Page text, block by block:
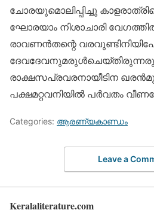
ചോരയുമൊലിപ്പിച്ചു
ഘോരയാം നിശാചാരി
രാവണന്‍തന്റെ
രാക്ഷസപ്രവരനായീടിന
പക്ഷമറ്റവനിയില്‍ പര്‍വതം
Categories: ആരണ്യകാണ്ഡം
Leave a
Keralaliterature.com